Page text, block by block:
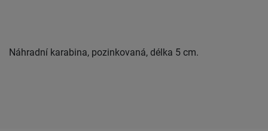
Náhradní karabina, pozinkovaná, délka 5 cm.